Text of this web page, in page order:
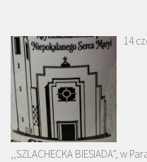
14
,,SZLACHECKA BIESIADA”, w